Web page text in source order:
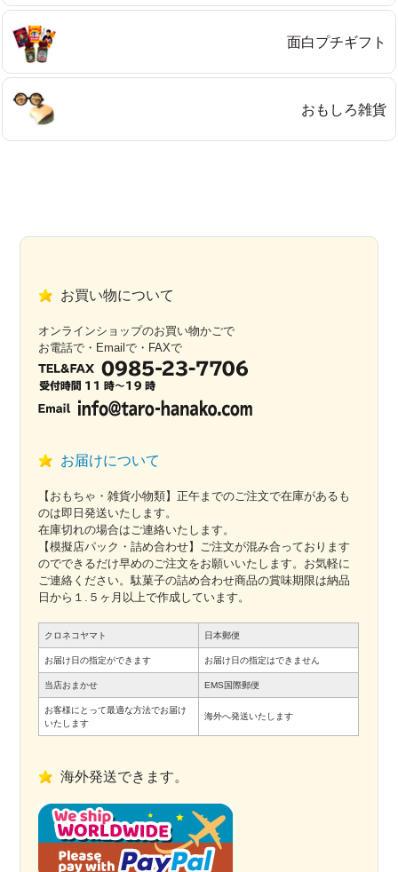
面白プチギフト
おもしろ雑貨
お買い物について
オンラインショップのお買い物かごで
お電話で・Emailで・FAXで
お届けについて
【おもちゃ・雑貨小物類】正午までのご注文で在庫があるも
のは即日発送いたします。
在庫切れの場合はご連絡いたします。
【模擬店パック・詰め合わせ】ご注文が混み合っております
のでできるだけ早めのご注文をお願いいたします。お気軽に
ご連絡ください。駄菓子の詰め合わせ商品の賞味期限は納品
日から１.５ヶ月以上で作成しています。
クロネコヤマト 日本郵便
お届け日の指定ができます お届け日の指定はできません
当店おまかせ EMS国際郵便
お客様にとって最適な方法でお届け
いたします
海外へ発送いたします
海外発送できます。